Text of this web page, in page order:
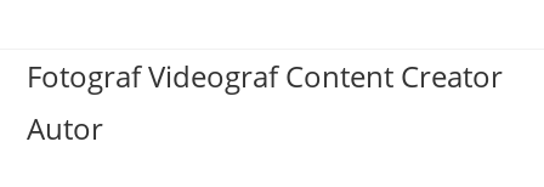
springen
Fotograf Videograf Content Creator
Autor